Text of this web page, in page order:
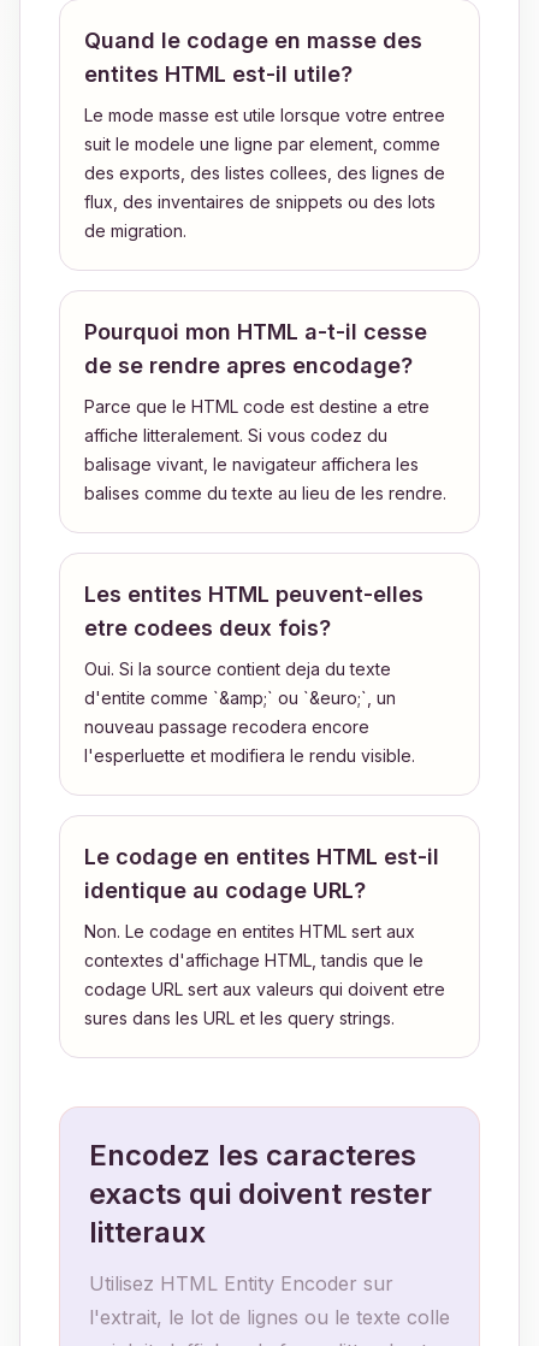
Quand le codage en masse des
entites HTML est-il utile?
Le mode masse est utile lorsque votre entree
suit le modele une ligne par element, comme
des exports, des listes collees, des lignes de
flux, des inventaires de snippets ou des lots
de migration.
Pourquoi mon HTML a-t-il cesse
de se rendre apres encodage?
Parce que le HTML code est destine a etre
affiche litteralement. Si vous codez du
balisage vivant, le navigateur affichera les
balises comme du texte au lieu de les rendre.
Les entites HTML peuvent-elles
etre codees deux fois?
Oui. Si la source contient deja du texte
d'entite comme `&amp;` ou `&euro;`, un
nouveau passage recodera encore
l'esperluette et modifiera le rendu visible.
Le codage en entites HTML est-il
identique au codage URL?
Non. Le codage en entites HTML sert aux
contextes d'affichage HTML, tandis que le
codage URL sert aux valeurs qui doivent etre
sures dans les URL et les query strings.
Encodez les caracteres
exacts qui doivent rester
litteraux
Utilisez HTML Entity Encoder sur
l'extrait, le lot de lignes ou le texte colle